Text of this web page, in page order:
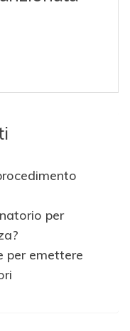
per
per emettere